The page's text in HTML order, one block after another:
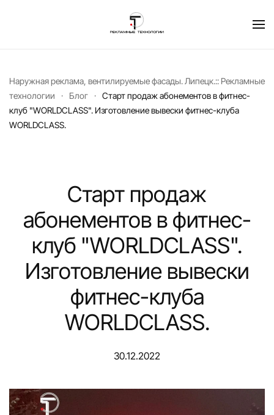
Перейти к содержимому
Наружная реклама, вентилируемые фасады. Липецк.:: Рекламные
технологии
Блог
Старт продаж абонементов в фитнес-
клуб "WORLDCLASS". Изготовление вывески фитнес-клуба
WORLDCLASS.
Старт продаж
абонементов в фитнес-
клуб "WORLDCLASS".
Изготовление вывески
фитнес-клуба
WORLDCLASS.
30.12.2022